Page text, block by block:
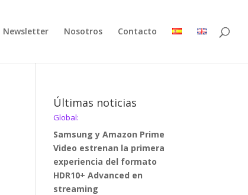
Newsletter Nosotros Contacto
Últimas noticias
Global:
Samsung y Amazon Prime
Video estrenan la primera
experiencia del formato
HDR10+ Advanced en
streaming